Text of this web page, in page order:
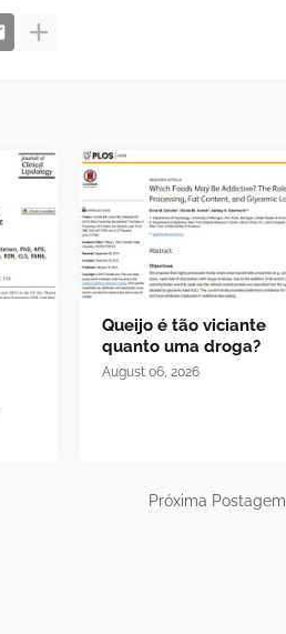
Queijo é tão viciante
quanto uma droga?
August 06, 2026
Próxima Postagem